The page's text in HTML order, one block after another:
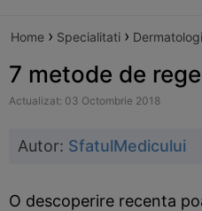
Home › Specialitati ›
7 metode de
Actualizat: 03 Octombrie 2018
Autor: SfatulMedicului
O descoperire recenta